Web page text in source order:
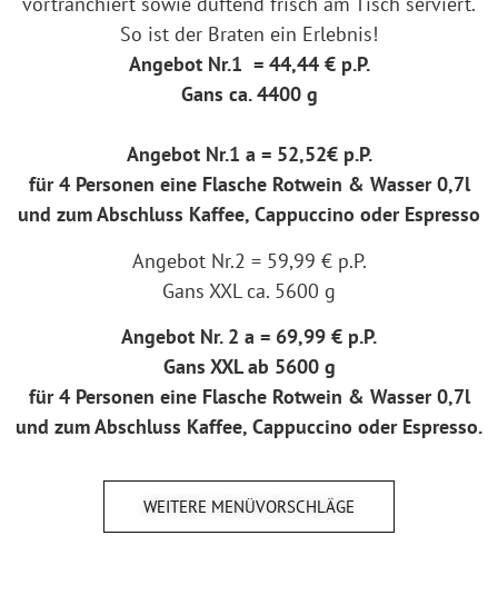
So ist der Braten ein Erlebnis!
Angebot Nr.1 = 44,44 € p.P.
Gans ca. 4400 g
Angebot Nr.1 a = 52,52€ p.P.
für 4 Personen eine Flasche Rotwein & Wasser 0,7l
und zum Abschluss Kaffee, Cappuccino oder Espresso
Angebot Nr.2 = 59,99 € p.P.
Gans XXL ca. 5600 g
Angebot Nr. 2 a = 69,99 € p.P.
Gans XXL ab 5600 g
für 4 Personen eine Flasche Rotwein & Wasser 0,7l
und zum Abschluss Kaffee, Cappuccino oder Espresso.
WEITERE MENÜVORSCHLÄGE